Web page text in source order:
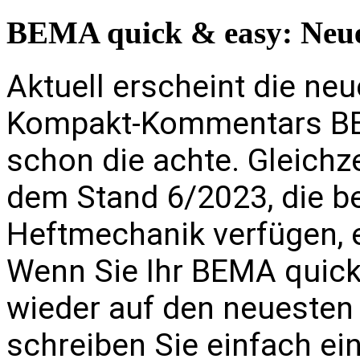
BEMA quick & easy:
Aktuell erscheint die
Kompakt-Kommentars
schon die achte.
dem Stand 6/2023, die
Heftmechanik verfügen,
Wenn Sie Ihr BEMA
wieder auf den
schreiben Sie einfach